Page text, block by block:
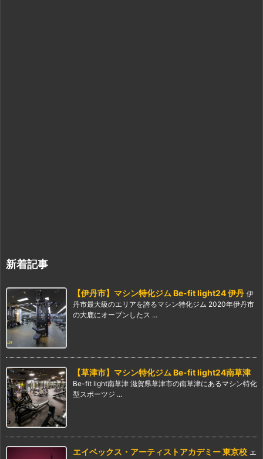
新着記事
【伊丹市】マシン特化ジム Be-fit light24 伊丹 伊
丹市最大級のエリアを誇るマシン特化ジム 2020年伊丹市
の大鹿にオープンしたス ...
【草津市】マシン特化ジム Be-fit light24南草津
Be-fit light南草津 滋賀県草津市の南草津にあるマシン特化
型スポーツジ ...
エイベックス・アーティストアカデミー 東京校 エ